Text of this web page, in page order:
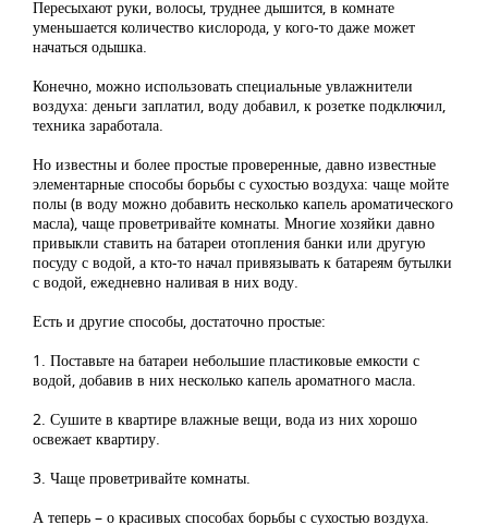
Пересыхают руки, волосы, труднее дышится, в комнате
уменьшается количество кислорода, у кого-то даже может
начаться одышка.
Конечно, можно использовать специальные увлажнители
воздуха: деньги заплатил, воду добавил, к розетке подключил,
техника заработала.
Но известны и более простые проверенные, давно известные
элементарные способы борьбы с сухостью воздуха: чаще мойте
полы (в воду можно добавить несколько капель ароматического
масла), чаще проветривайте комнаты. Многие хозяйки давно
привыкли ставить на батареи отопления банки или другую
посуду с водой, а кто-то начал привязывать к батареям бутылки
с водой, ежедневно наливая в них воду.
Есть и другие способы, достаточно простые:
1. Поставьте на батареи небольшие пластиковые емкости с
водой, добавив в них несколько капель ароматного масла.
2. Сушите в квартире влажные вещи, вода из них хорошо
освежает квартиру.
3. Чаще проветривайте комнаты.
А теперь – о красивых способах борьбы с сухостью воздуха.